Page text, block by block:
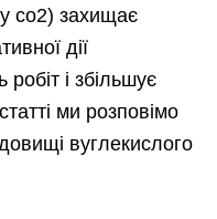
co2) захищає
дії
і збільшує
ми розповімо
вуглекислого